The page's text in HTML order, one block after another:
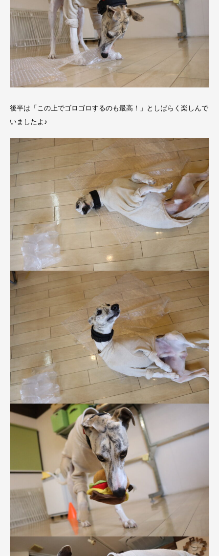
後半は「この上でゴロゴロするのも最高！」としばらく楽しんで
いましたよ♪